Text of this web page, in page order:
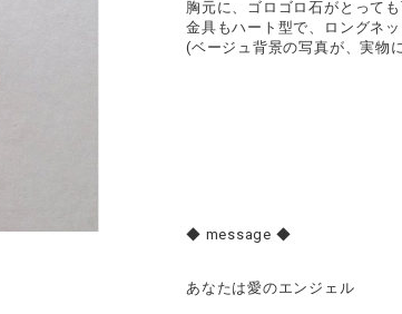
胸元に、ゴロゴロ石がとって
金具もハート型で、ロングネ
(ベージュ背景の写真が、実物
◆ message ◆
あなたは愛のエンジェル